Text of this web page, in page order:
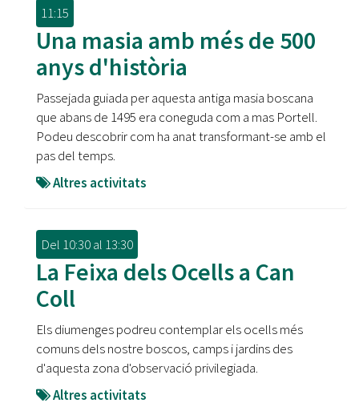
11:15
Una masia amb més de 500
anys d'història
Passejada guiada per aquesta antiga masia boscana
que abans de 1495 era coneguda com a mas Portell.
Podeu descobrir com ha anat transformant-se amb el
pas del temps.
Altres activitats
Del 10:30al 13:30
La Feixa dels Ocells a Can
Coll
Els diumenges podreu contemplar els ocells més
comuns dels nostre boscos, camps i jardins des
d'aquesta zona d'observació privilegiada.
Altres activitats